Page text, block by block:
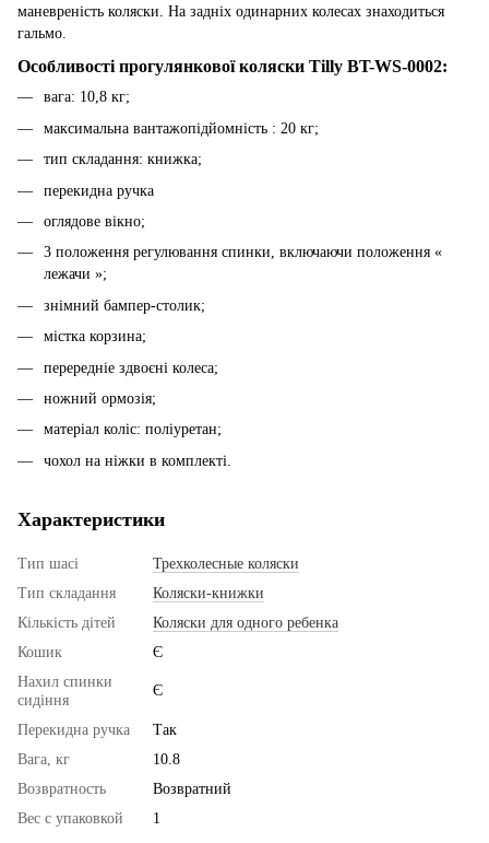
маневреність коляски. На задніх одинарних колесах знаходиться
гальмо.
Особливості прогулянкової коляски Tilly BT-WS-0002:
вага: 10,8 кг;
максимальна вантажопідйомність : 20 кг;
тип складання: книжка;
перекидна ручка
оглядове вікно;
3 положення регулювання спинки, включаючи положення «
лежачи »;
знімний бампер-столик;
містка корзина;
перередніе здвоєні колеса;
ножний ормозія;
матеріал коліс: поліуретан;
чохол на ніжки в комплекті.
Характеристики
Тип шасі
Трехколесные коляски
Тип складання
Коляски-книжки
Кількість дітей
Коляски для одного ребенка
Кошик
Є
Нахил спинки
сидіння
Є
Перекидна ручка
Так
Вага, кг
10.8
Возвратность
Возвратний
Вес с упаковкой
1